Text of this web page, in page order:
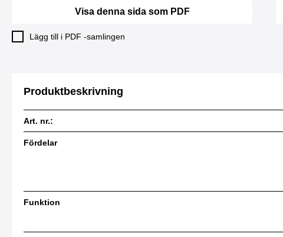
Visa denna sida som PDF
Lägg till i PDF -samlingen
Produktbeskrivning
Art. nr.:
Fördelar
Funktion